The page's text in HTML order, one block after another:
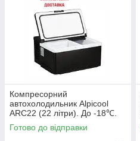
Компресорний
автохолодильник Alpicool
АRC22 (22 літри). До -18℃.
Живлення 12, 24 вольт
Готово до відправки